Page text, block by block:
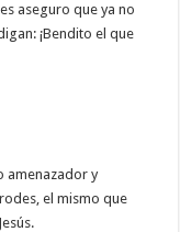
aseguro que ya no
¡Bendito el que
amenazador y
el mismo que